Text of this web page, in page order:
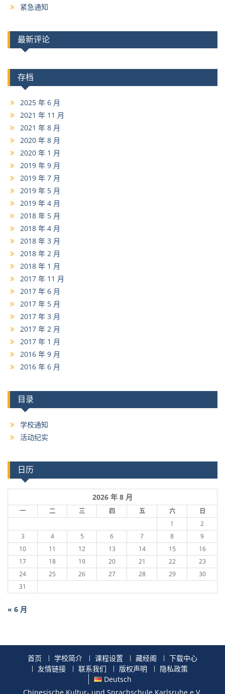
紧急通知
最新评论
存档
2025 年 6 月
2021 年 11 月
2021 年 8 月
2020 年 8 月
2020 年 1 月
2019 年 9 月
2019 年 7 月
2019 年 5 月
2019 年 4 月
2018 年 5 月
2018 年 4 月
2018 年 3 月
2018 年 2 月
2018 年 1 月
2017 年 11 月
2017 年 6 月
2017 年 5 月
2017 年 3 月
2017 年 2 月
2017 年 1 月
2016 年 9 月
2016 年 6 月
目录
学校通知
活动纪实
日历
2026 年 8 月
一 二 三 四 五 六
日
1
2
3
4 5 6 7 8
9
10
11 12 13 14 15
16
17
18 19 20 21 22
23
24
25 26 27 28 29
30
31
« 6 月
首页 学校简介 课程设置 藏经阁
下载中心
友情链接
联系我们 版权声明
隐私政策
Deutsch